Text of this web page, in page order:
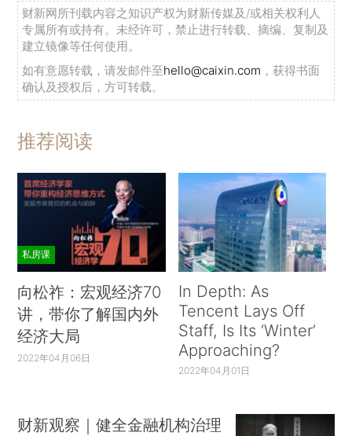
财新网所刊载内容之知识产权为财新传媒及/或相关权利人
专属所有或持有。未经许可，禁止进行转载、摘编、复制及
建立镜像等任何使用。
如有意愿转载，请发邮件至hello@caixin.com ，获得书面
确认及授权后，方可转载。
推荐阅读
私房课
向松祚：宏观经济70
讲，带你了解国内外
经济大局
2022年04月06日
In Depth: As
Tencent Lays Off
Staff, Is Its ‘Winter’
Approaching?
2022年04月01日
财新观察｜健全金融机构治理